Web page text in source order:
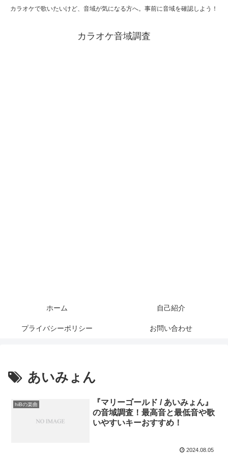
カラオケで歌いたいけど、音域が気になる方へ。事前に音域を確認しよう！
カラオケ音域調査
ホーム 自己紹介
プライバシーポリシー お問い合わせ
あいみょん
hiBの楽曲
『マリーゴールド / あいみょん』
の音域調査！最高音と最低音や歌
いやすいキーおすすめ！
2024.08.05